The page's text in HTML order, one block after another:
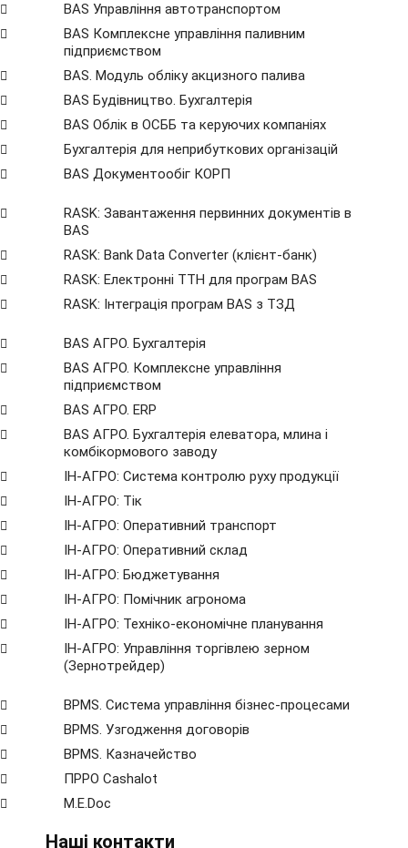
BAS Управління автотранспортом
BAS Комплексне управління паливним
підприємством
BAS. Модуль обліку акцизного палива
BAS Будівництво. Бухгалтерія
BAS Облік в ОСББ та керуючих компаніях
Бухгалтерія для неприбуткових організацій
BAS Документообіг КОРП
RASK: Завантаження первинних документів в
BAS
RASK: Bank Data Сonverter (клієнт-банк)
RASK: Електронні ТТН для програм BAS
RASK: Інтеграція програм BAS з ТЗД
BAS АГРО. Бухгалтерія
BAS АГРО. Комплексне управління
підприємством
BAS АГРО. ERP
BAS АГРО. Бухгалтерія елеватора, млина і
комбікормового заводу
ІН-АГРО: Система контролю руху продукції
ІН-АГРО: Тік
ІН-АГРО: Оперативний транспорт
ІН-АГРО: Оперативний склад
ІН-АГРО: Бюджетування
ІН-АГРО: Помічник агронома
ІН-АГРО: Техніко-економічне планування
ІН-АГРО: Управління торгівлею зерном
(Зернотрейдер)
BPMS. Система управління бізнес-процесами
BPМS. Узгодження договорів
BPМS. Казначейство
ПРРО Cashalot
M.E.Doc
Наші контакти